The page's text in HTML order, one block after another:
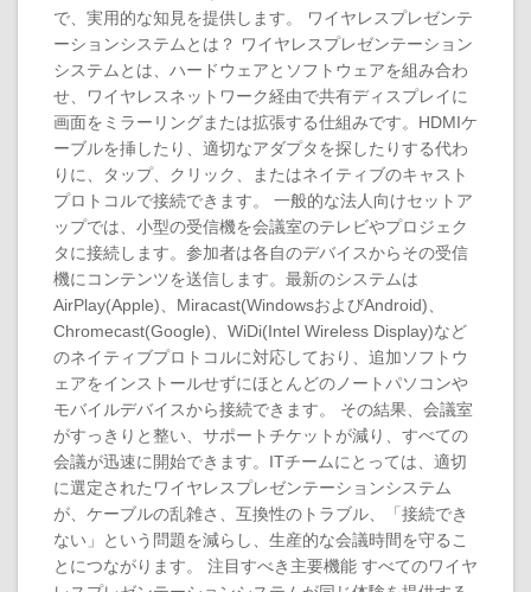
で、実用的な知見を提供します。 ワイヤレスプレゼンテ
ーションシステムとは？ ワイヤレスプレゼンテーション
システムとは、ハードウェアとソフトウェアを組み合わ
せ、ワイヤレスネットワーク経由で共有ディスプレイに
画面をミラーリングまたは拡張する仕組みです。HDMIケ
ーブルを挿したり、適切なアダプタを探したりする代わ
りに、タップ、クリック、またはネイティブのキャスト
プロトコルで接続できます。 一般的な法人向けセットア
ップでは、小型の受信機を会議室のテレビやプロジェク
タに接続します。参加者は各自のデバイスからその受信
機にコンテンツを送信します。最新のシステムは
AirPlay(Apple)、Miracast(WindowsおよびAndroid)、
Chromecast(Google)、WiDi(Intel Wireless Display)など
のネイティブプロトコルに対応しており、追加ソフトウ
ェアをインストールせずにほとんどのノートパソコンや
モバイルデバイスから接続できます。 その結果、会議室
がすっきりと整い、サポートチケットが減り、すべての
会議が迅速に開始できます。ITチームにとっては、適切
に選定されたワイヤレスプレゼンテーションシステム
が、ケーブルの乱雑さ、互換性のトラブル、「接続でき
ない」という問題を減らし、生産的な会議時間を守るこ
とにつながります。 注目すべき主要機能 すべてのワイヤ